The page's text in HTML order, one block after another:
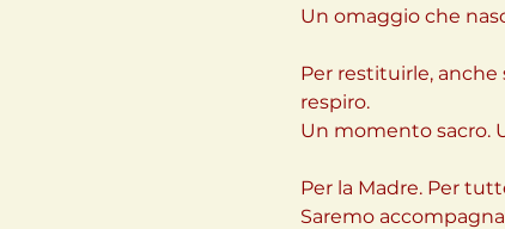
Un omaggio che
Per restituirle,
respiro.
Un momento sacro.
Per la Madre. Per
Saremo